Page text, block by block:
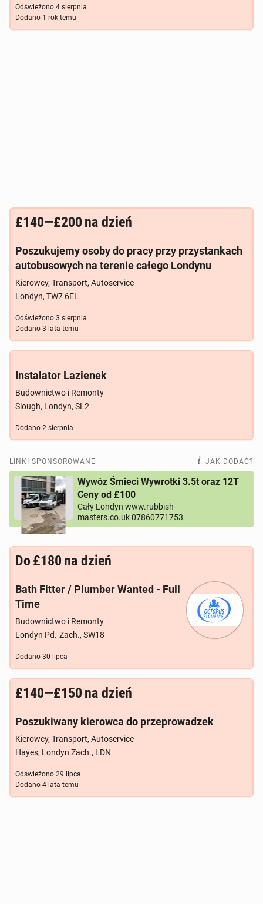
Odświeżono 4 sierpnia
Dodano 1 rok temu
£140—£200 na dzień
Poszukujemy osoby do pracy przy przystankach
autobusowych na terenie całego Londynu
Kierowcy, Transport, Autoservice
Londyn, TW7 6EL
Odświeżono 3 sierpnia
Dodano 3 lata temu
Instalator Lazienek
Budownictwo i Remonty
Slough, Londyn, SL2
Dodano 2 sierpnia
LINKI SPONSOROWANE JAK DODAĆ?
Wywóz Śmieci Wywrotki 3.5t oraz 12T
Ceny od £100
Cały Londyn www.rubbish-
masters.co.uk 07860771753
Do £180 na dzień
Bath Fitter / Plumber Wanted - Full
Time
Budownictwo i Remonty
Londyn Pd.-Zach., SW18
Dodano 30 lipca
£140—£150 na dzień
Poszukiwany kierowca do przeprowadzek
Kierowcy, Transport, Autoservice
Hayes, Londyn Zach., LDN
Odświeżono 29 lipca
Dodano 4 lata temu